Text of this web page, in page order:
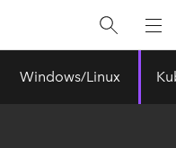
Windows/Linux